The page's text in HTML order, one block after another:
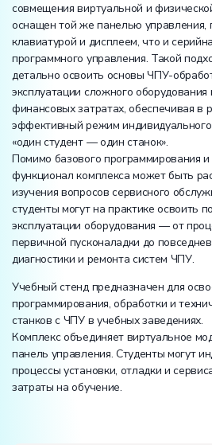
совмещения виртуальной и
оснащен той же панелью управления,
клавиатурой и дисплеем, что и
программного управления. Такой
детально освоить основы ЧПУ-
эксплуатации сложного
финансовых затратах, обеспечивая в
эффективный режим
«один студент — один станок».
Помимо базового программирования
функционал комплекса может быть
изучения вопросов сервисного
студенты могут на практике освоить
эксплуатации оборудования — от
первичной пусконаладки до
диагностики и ремонта систем ЧПУ.
Учебный стенд предназначен для
программирования, обработки и
станков с ЧПУ в учебных заведениях.
Комплекс объединяет виртуальное
панель управления. Студенты могут
процессы установки, отладки и
затраты на обучение.